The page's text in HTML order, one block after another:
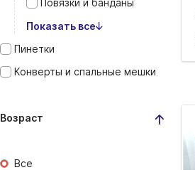
Повязки и банданы
Показать все
Пинетки
Конверты и спальные мешки
Возраст
Все